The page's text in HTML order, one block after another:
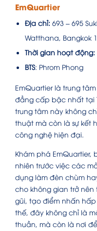
EmQuartier
Địa chỉ: 693 – 695
Watthana, Bangkok
Thời gian hoạt động:
BTS: Phrom Phong
EmQuartier là trung
đẳng cấp bậc nhất tại
trung tâm này không
thuật mà còn là sự kết
công nghệ hiện đại.
Khám phá EmQuartier,
nhiên trước việc các
dụng làm đèn chùm
cho không gian trở
gũi, tạo điểm nhấn
thế, đây không chỉ là
thuần, mà còn là nơi